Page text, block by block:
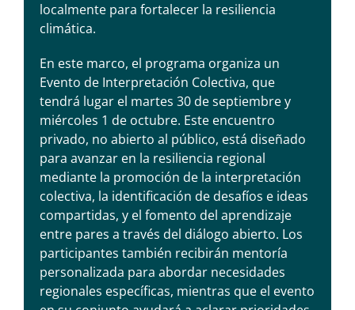
localmente para fortalecer la resiliencia
climática.
En este marco, el programa organiza un
Evento de Interpretación Colectiva, que
tendrá lugar el martes 30 de septiembre y
miércoles 1 de octubre. Este encuentro
privado, no abierto al público, está diseñado
para avanzar en la resiliencia regional
mediante la promoción de la interpretación
colectiva, la identificación de desafíos e ideas
compartidas, y el fomento del aprendizaje
entre pares a través del diálogo abierto. Los
participantes también recibirán mentoría
personalizada para abordar necesidades
regionales específicas, mientras que el evento